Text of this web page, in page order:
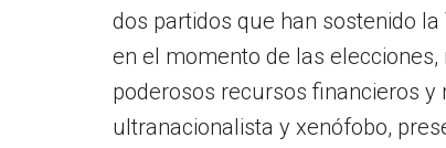
dos partidos que han sostenido
en el momento de las
poderosos recursos financieros
ultranacionalista y xenófobo,